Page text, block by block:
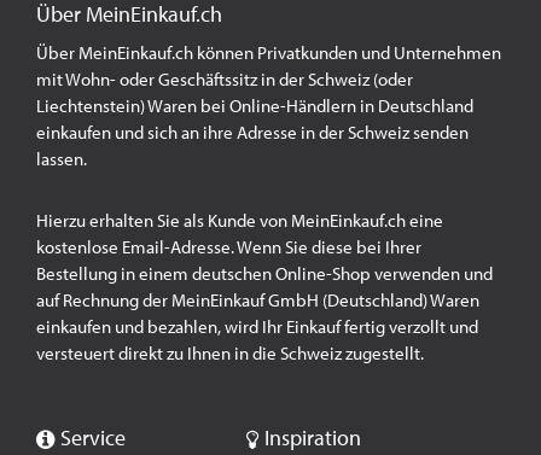
Über MeinEinkauf.ch
Über MeinEinkauf.ch können Privatkunden und Unternehmen
mit Wohn- oder Geschäftssitz in der Schweiz (oder
Liechtenstein) Waren bei Online-Händlern in Deutschland
einkaufen und sich an ihre Adresse in der Schweiz senden
lassen.
Hierzu erhalten Sie als Kunde von MeinEinkauf.ch eine
kostenlose Email-Adresse. Wenn Sie diese bei Ihrer
Bestellung in einem deutschen Online-Shop verwenden und
auf Rechnung der MeinEinkauf GmbH (Deutschland) Waren
einkaufen und bezahlen, wird Ihr Einkauf fertig verzollt und
versteuert direkt zu Ihnen in die Schweiz zugestellt.
Service Inspiration